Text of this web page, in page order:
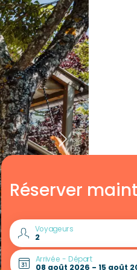
Réserver
Voyageurs
Arrivée - Départ